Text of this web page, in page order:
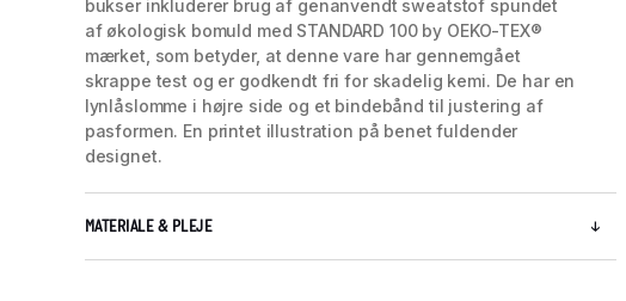
bukser inkluderer brug af genanvendt sweatstof spundet
af økologisk bomuld med STANDARD 100 by OEKO-TEX®
mærket, som betyder, at denne vare har gennemgået
skrappe test og er godkendt fri for skadelig kemi. De har en
lynlåslomme i højre side og et bindebånd til justering af
pasformen. En printet illustration på benet fuldender
designet.
MATERIALE & PLEJE